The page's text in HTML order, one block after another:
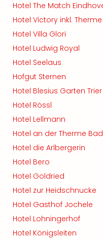
Hotel The Match
Hotel Victory inkl.
Hotel Villa Glori
Hotel Ludwig Royal
Hotel Seelaus
Hofgut Sternen
Hotel Blesius Garten Trier
Hotel Rössl
Hotel Lellmann
Hotel an der Therme
Hotel die Arlbergerin
Hotel Bero
Hotel Goldried
Hotel zur Heidschnucke
Hotel Gasthof Jochele
Hotel Lohningerhof
Hotel Königsleiten